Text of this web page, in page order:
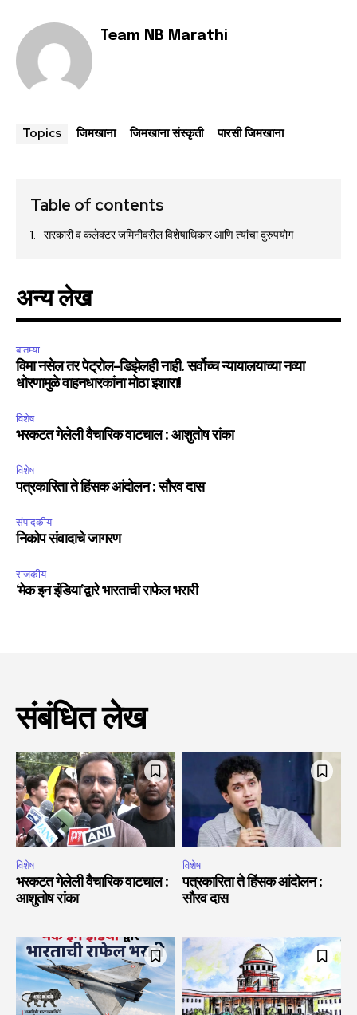
Team NB Marathi
Topics जिमखाना जिमखाना संस्कृती पारसी जिमखाना
Table of contents
सरकारी व कलेक्टर जमिनीवरील विशेषाधिकार आणि त्यांचा दुरुपयोग
अन्य लेख
बातम्या
विमा नसेल तर पेट्रोल-डिझेलही नाही. सर्वोच्च न्यायालयाच्या नव्या
धोरणामुळे वाहनधारकांना मोठा इशारा!
विशेष
भरकटत गेलेली वैचारिक वाटचाल : आशुतोष रांका
विशेष
पत्रकारिता ते हिंसक आंदोलन : सौरव दास
संपादकीय
निकोप संवादाचे जागरण
राजकीय
‘मेक इन इंडिया’द्वारे भारताची राफेल भरारी
संबंधित लेख
विशेष
भरकटत गेलेली वैचारिक वाटचाल :
आशुतोष रांका
विशेष
पत्रकारिता ते हिंसक आंदोलन :
सौरव दास